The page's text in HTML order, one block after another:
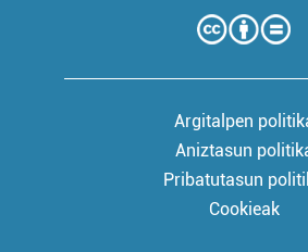
Argitalpen
Aniztasun
Pribatutasun
Cookieak